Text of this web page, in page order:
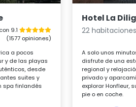
9.1
(1577 opiniones)
a pocos
y de las playas
desde
suites y
spa finlandés
Hotel La
22 habitaciones
A solo unos
disfrute de una
regional y
privado y
explorar Honfleur,
pie o en coche.